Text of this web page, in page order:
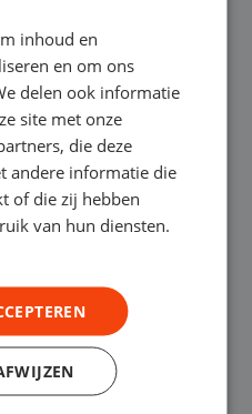
de Opel Vivaro-e als
waarbij je
van de auto, is
in een
liquiditeit aan te
bieden we bij
ookoperational lease
bedrijfswagen voor
je deze opzeggen
inhoud en
en om ons
delen ook informatie
site met onze
die deze
andere informatie die
of die zij hebben
van hun diensten.